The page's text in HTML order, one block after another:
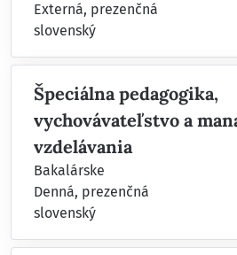
Externá, prezenčná
slovenský
Špeciálna pedagogika,
vychovávateľstvo a
vzdelávania
Bakalárske
Denná, prezenčná
slovenský